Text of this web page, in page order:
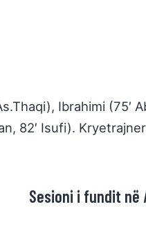
Ibrahimi (75′
82′ Isufi).
Sesioni i fundit